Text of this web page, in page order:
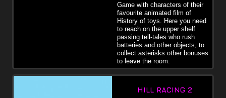
Game with characters of their
favourite animated film of
History of toys. Here you need
to reach on the upper shelf
passing tell-tales who rush
batteries and other objects, to
collect asterisks other bonuses
to leave the room.
HILL RACING 2